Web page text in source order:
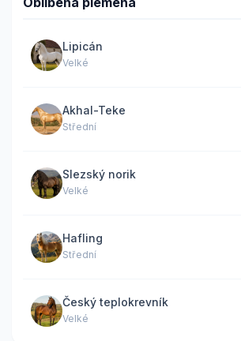
Lipicán
Velké
Akhal-Teke
Střední
Slezský norik
Velké
Hafling
Střední
Český teplokrevník
Velké